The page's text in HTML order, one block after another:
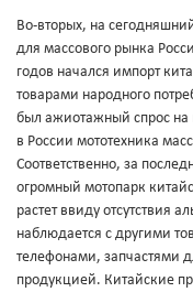
Во-вторых, на
для массового рынка
годов начался импорт
товарами народного
был ажиотажный спрос на
в России мототехника
Соответственно, за
огромный мотопарк
растет ввиду отсутствия
наблюдается с другими
телефонами, запчастями
продукцией. Китайские